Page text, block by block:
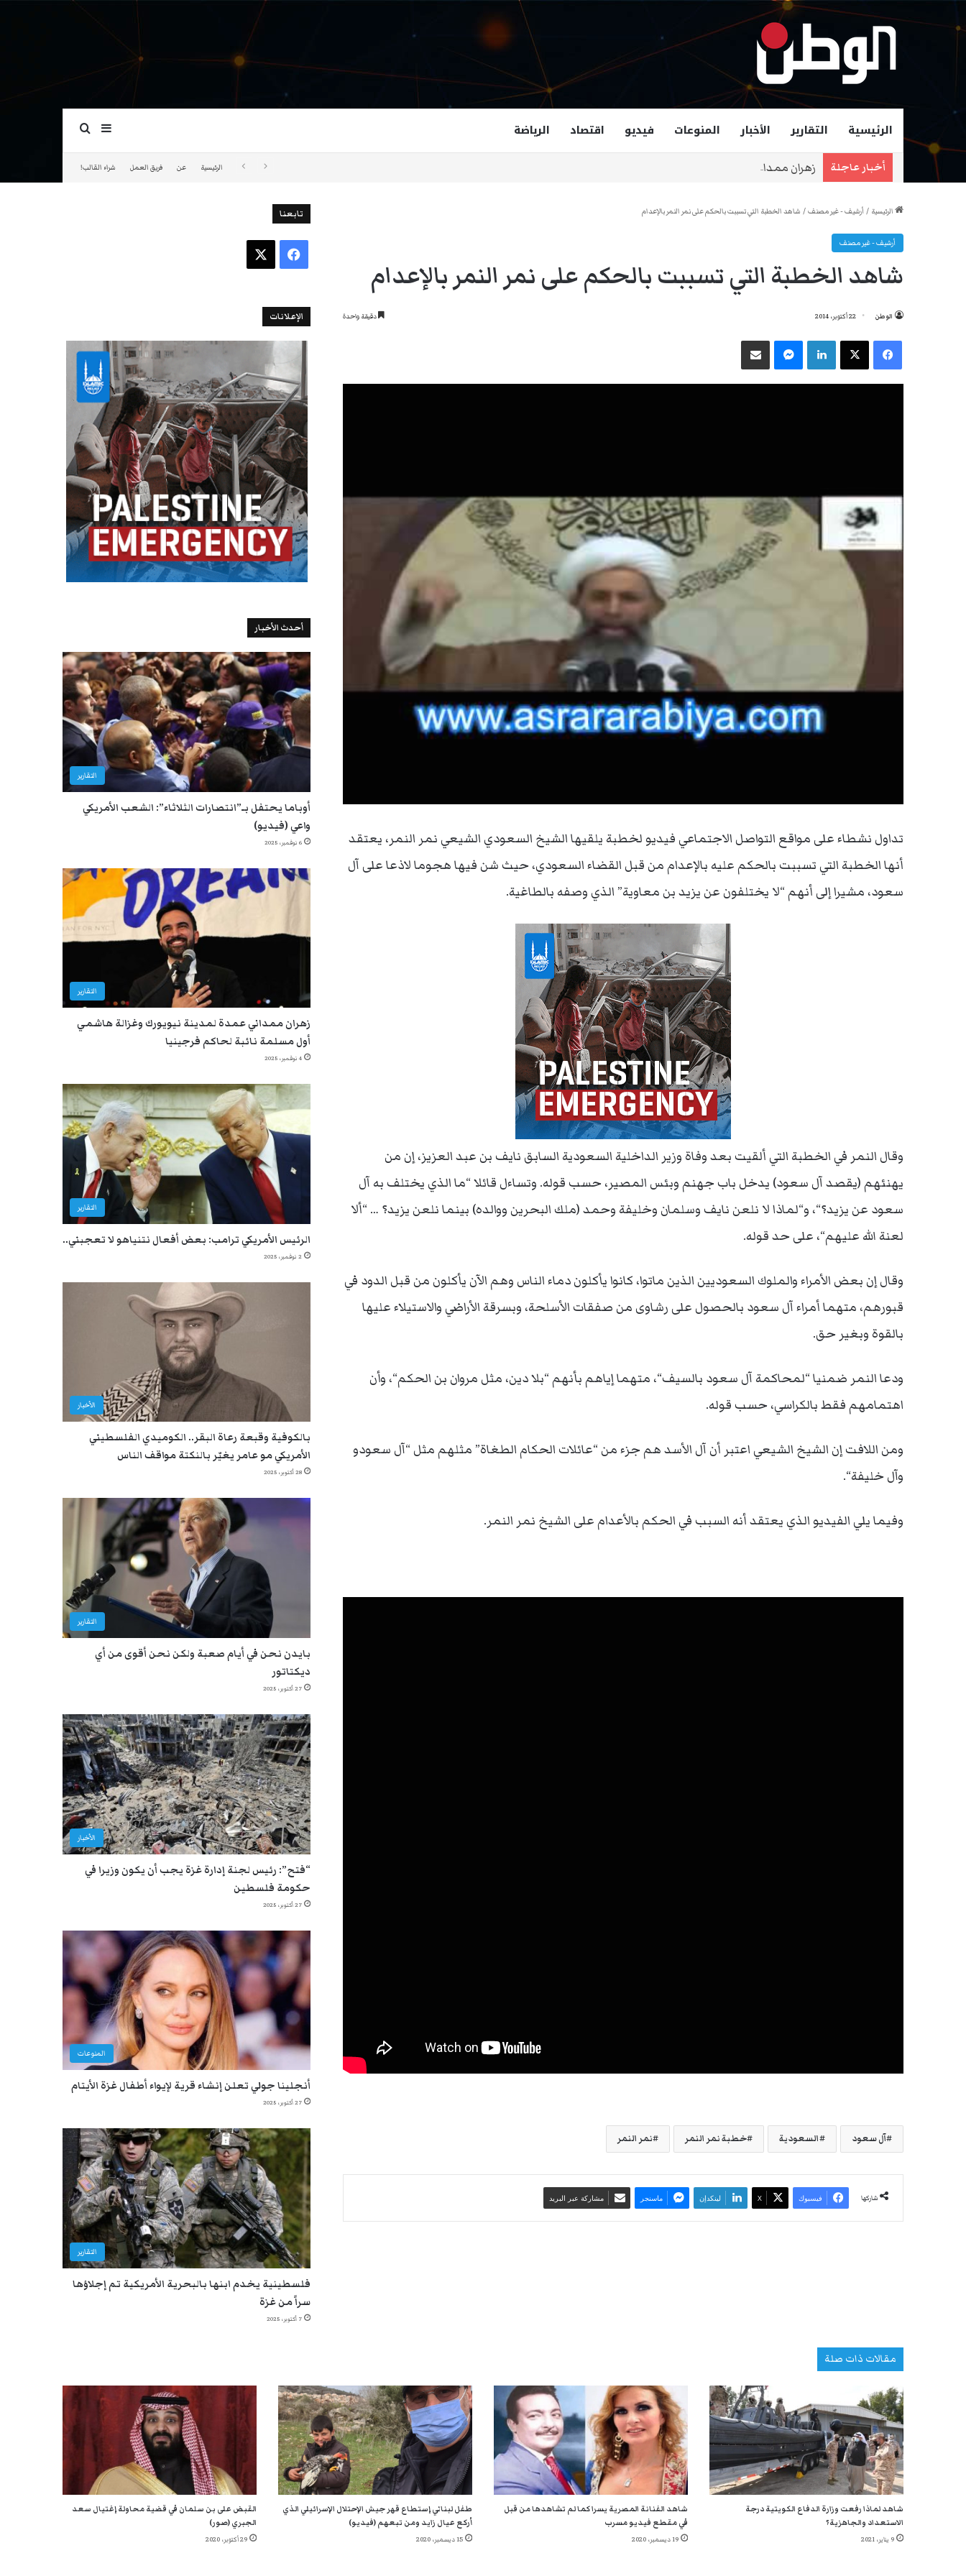
الرئيسية التقارير الأخبار المنوعات فيديو اقتصاد الرياضة إضافة عمود جانبي
بحث عن
أخبار عاجلة زهران ممداني عمدة لمدينة نيويورك وغزالة هاشمي أول مسلمة نائبة لحاكم فرجينيا الرئيسية عن فريق العمل شراء القالب!
الرئيسية / أرشيف - غير مصنف/ شاهد الخطبة التي تسببت بالحكم على نمر النمر بالإعدام
أرشيف - غير مصنف
شاهد الخطبة التي تسببت بالحكم على نمر النمر بالإعدام
الوطن 22 أكتوبر، 2014 دقيقة واحدة
فيسبوك ‫X لينكدإن ماسنجر مشاركة عبر البريد
تداول نشطاء على مواقع التواصل الاجتماعي فيديو لخطبة يلقيها الشيخ السعودي الشيعي نمر النمر، يعتقد
أنها الخطبة التي تسببت بالحكم عليه بالإعدام من قبل القضاء السعودي، حيث شن فيها هجوما لاذعا على آل
سعود، مشيرا إلى أنهم “لا يختلفون عن يزيد بن معاوية” الذي وصفه بالطاغية.
وقال النمر في الخطبة التي ألقيت بعد وفاة وزير الداخلية السعودية السابق نايف بن عبد العزيز، إن من
يهنئهم (يقصد آل سعود) يدخل باب جهنم وبئس المصير، حسب قوله. وتساءل قائلا “ما الذي يختلف به آل
سعود عن يزيد؟“، و“لماذا لا نلعن نايف وسلمان وخليفة وحمد (ملك البحرين ووالده) بينما نلعن يزيد؟ … “ألا
لعنة الله عليهم“، على حد قوله.
وقال إن بعض الأمراء والملوك السعوديين الذين ماتوا، كانوا يأكلون دماء الناس وهم الآن يأكلون من قبل الدود في
قبورهم، متهما أمراء آل سعود بالحصول على رشاوى من صفقات الأسلحة، وبسرقة الأراضي والاستيلاء عليها
بالقوة وبغير حق.
ودعا النمر ضمنيا “لمحاكمة آل سعود بالسيف“، متهما إياهم بأنهم “بلا دين، مثل مروان بن الحكم“، وأن
اهتمامهم فقط بالكراسي، حسب قوله.
ومن اللافت إن الشيخ الشيعي اعتبر أن آل الأسد هم جزء من “عائلات الحكام الطغاة” مثلهم مثل “آل سعودو
وآل خليفة“.
وفيما يلي الفيديو الذي يعتقد أنه السبب في الحكم بالأعدام على الشيخ نمر النمر.
آل سعود السعودية خطبة نمر النمر نمر النمر
شاركها فيسبوك ‫X لينكدإن ماسنجر مشاركة عبر البريد
تابعنا
فيسبوك
الإعلانات
أحدث الأخبار
التقارير
أوباما يحتفل بـ”انتصارات الثلاثاء”: الشعب الأمريكي
واعي (فيديو)
6 نوفمبر، 2025
التقارير
زهران ممداني عمدة لمدينة نيويورك وغزالة هاشمي
أول مسلمة نائبة لحاكم فرجينيا
4 نوفمبر، 2025
التقارير
الرئيس الأمريكي ترامب: بعض أفعال نتنياهو لا تعجبني..
2 نوفمبر، 2025
الأخبار
بالكوفية وقبعة رعاة البقر.. الكوميدي الفلسطيني
الأمريكي مو عامر يغيّر بالنكتة مواقف الناس
28 أكتوبر، 2025
التقارير
بايدن نحن في أيام صعبة ولكن نحن أقوى من أي
ديكتاتور
27 أكتوبر، 2025
الأخبار
“فتح”: رئيس لجنة إدارة غزة يجب أن يكون وزيرا في
حكومة فلسطين
27 أكتوبر، 2025
المنوعات
أنجلينا جولي تعلن إنشاء قرية لإيواء أطفال غزة الأيتام
27 أكتوبر، 2025
التقارير
فلسطينية يخدم ابنها بالبحرية الأمريكية تم إجلاؤها
سراً من غزة
7 أكتوبر، 2025
مقالات ذات صلة
شاهد لماذا رفعت وزارة الدفاع الكويتية درجة
الاستعداد والجاهزية؟
9 يناير، 2021
شاهد الفنانة المصرية يسرا كما لم تشاهدها من قبل
في مقطع فيديو مسرب
19 ديسمبر، 2020
طفل لبناني إستطاع قهر جيش الإحتلال الإسرائيلي الذي
أركع عيال زايد ومن تبعهم (فيديو)
15 ديسمبر، 2020
القبض على بن سلمان في قضية محاولة إغتيال سعد
الجبري (صور)
29 أكتوبر، 2020